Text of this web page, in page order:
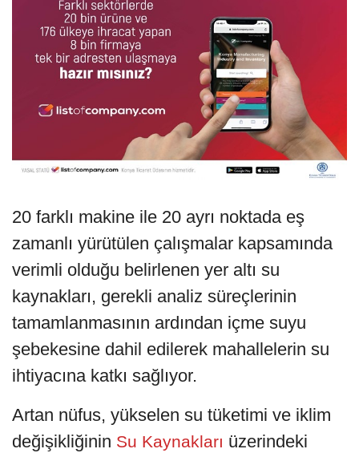
20 farklı makine ile 20 ayrı noktada eş
zamanlı yürütülen çalışmalar kapsamında
verimli olduğu belirlenen yer altı su
kaynakları, gerekli analiz süreçlerinin
tamamlanmasının ardından içme suyu
şebekesine dahil edilerek mahallelerin su
ihtiyacına katkı sağlıyor.
Artan nüfus, yükselen su tüketimi ve iklim
değişikliğinin Su Kaynakları üzerindeki